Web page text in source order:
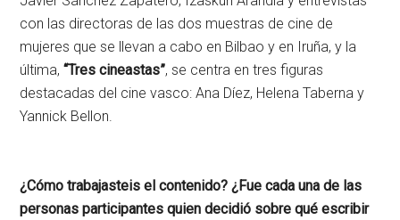
con las directoras de las dos muestras de cine de
mujeres que se llevan a cabo en Bilbao y en Iruña, y la
última,“Tres cineastas”, se centra en tres figuras
destacadas del cine vasco: Ana Díez, Helena Taberna y
Yannick Bellon.
¿Cómo trabajasteis el contenido? ¿Fue cada una de las
personas participantes quien decidió sobre qué escribir